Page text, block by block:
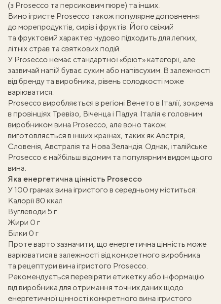
(з Prosecco та персиковим пюре) та інших.
Вино ігристе Prosecco також популярне доповнення
до морепродуктів, сирів і фруктів. Його свіжий
та фруктовий характер чудово підходить для легких,
літніх страв та святкових подій.
У Prosecco немає стандартної «брют» категорії, але
зазвичай напій буває сухим або напівсухим. В залежності
від бренду та виробника, рівень солодкості може
варіюватися.
Prosecco виробляється в регіоні Венето в Італії, зокрема
в провінціях Тревізо, Віченца і Падуя. Італія є головним
виробником вина Prosecco, але воно також
виготовляється в інших країнах, таких як Австрія,
Словенія, Австралія та Нова Зеландія. Однак, італійське
Prosecco є найбільш відомим та популярним видом цього
вина.
Яка енергетична цінність Prosecco
У 100 грамах вина ігристого в середньому міститься:
Калорії 80 ккал
Вуглеводи 5 г
Жири 0 г
Білки 0 г
Проте варто зазначити, що енергетична цінність може
варіюватися в залежності від конкретного виробника
та рецептури вина ігристого Prosecco.
Рекомендується перевіряти етикетку або інформацію
від виробника для отримання точних даних щодо
енергетичної цінності конкретного вина ігристого